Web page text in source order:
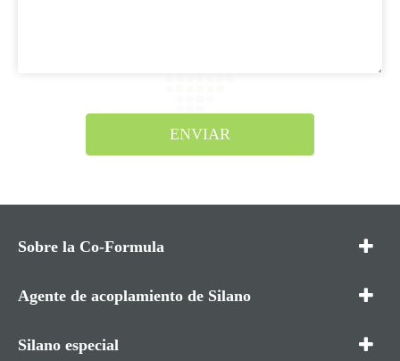
ENVIAR
Sobre la Co-Formula
Agente de acoplamiento de Silano
Silano especial